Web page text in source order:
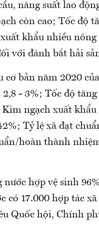
năng suất lao
còn cao; Tốc độ
khẩu nhiều nông
với đánh bắt hải
cơ bản năm 2020
- 3%; Tốc độ
ngạch xuất
Tỷ lệ xã đạt
hoàn thành
nước hợp vệ sinh
có 17.000 hợp tác
Quốc hội, Chính